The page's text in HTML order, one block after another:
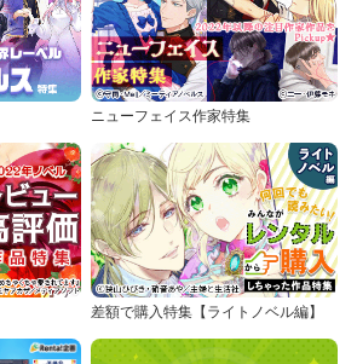
ニューフェイス作家特集
差額で購入特集【ライトノベル編】